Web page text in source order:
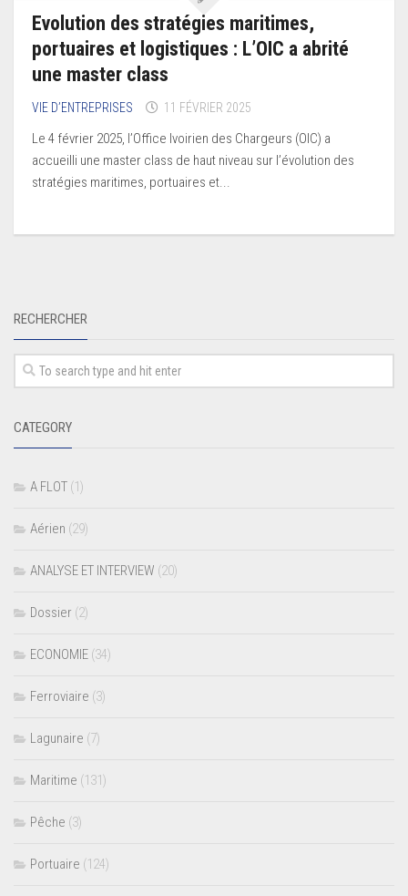
Evolution des stratégies maritimes,
portuaires et logistiques : L’OIC a abrité
une master class
VIE D’ENTREPRISES 11 FÉVRIER 2025
Le 4 février 2025, l’Office Ivoirien des Chargeurs (OIC) a
accueilli une master class de haut niveau sur l’évolution des
stratégies maritimes, portuaires et...
RECHERCHER
CATEGORY
A FLOT (1)
Aérien (29)
ANALYSE ET INTERVIEW (20)
Dossier (2)
ECONOMIE (34)
Ferroviaire (3)
Lagunaire (7)
Maritime (131)
Pêche (3)
Portuaire (124)